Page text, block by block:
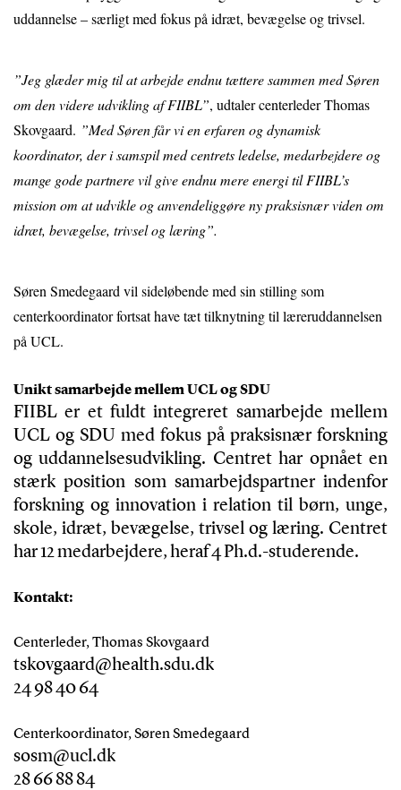
uddannelse – særligt med fokus på idræt, bevægelse og trivsel.
”Jeg glæder mig til at arbejde endnu tættere sammen med Søren
om den videre udvikling af FIIBL”, udtaler centerleder Thomas
Skovgaard. ”Med Søren får vi en erfaren og dynamisk
koordinator, der i samspil med centrets ledelse, medarbejdere og
mange gode partnere vil give endnu mere energi til FIIBL’s
mission om at udvikle og anvendeliggøre ny praksisnær viden om
idræt, bevægelse, trivsel og læring”.
Søren Smedegaard vil sideløbende med sin stilling som
centerkoordinator fortsat have tæt tilknytning til læreruddannelsen
på UCL.
Unikt samarbejde mellem UCL og SDU
FIIBL er et fuldt integreret samarbejde mellem
UCL og SDU med fokus på praksisnær forskning
og uddannelsesudvikling. Centret har opnået en
stærk position som samarbejdspartner indenfor
forskning og innovation i relation til børn, unge,
skole, idræt, bevægelse, trivsel og læring. Centret
har 12 medarbejdere, heraf 4 Ph.d.-studerende.
Kontakt:
Centerleder, Thomas Skovgaard
tskovgaard@health.sdu.dk
24 98 40 64
Centerkoordinator, Søren Smedegaard
sosm@ucl.dk
28 66 88 84